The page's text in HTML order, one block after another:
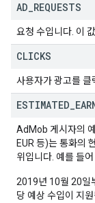
AD REQUESTS
요청 수입니다. 이
CLICKS
사용자가 광고를 클
ESTIMATED
AdMob 게시자의
EUR 등)는 통화의
위입니다. 예를 들
2019년 10월 20일
당 예상 수입이 지